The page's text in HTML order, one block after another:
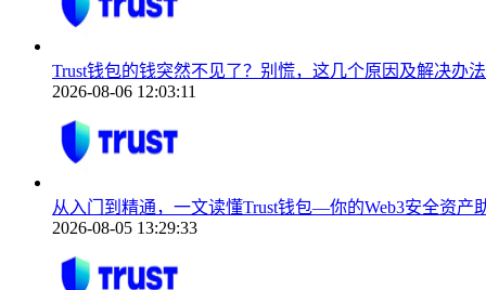
Trust钱包的钱突然不见了？别慌，这几个原因及解决办法
2026-08-06 12:03:11
从入门到精通，一文读懂Trust钱包—你的Web3安全资产
2026-08-05 13:29:33